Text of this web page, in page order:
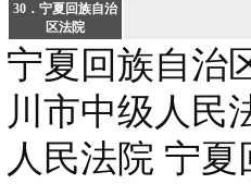
30．宁夏回族自治
区法院
宁夏回族自治
川市中级人民
人民法院 宁